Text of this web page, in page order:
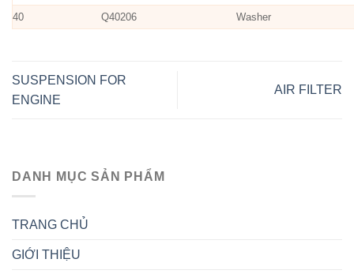
DANH MỤC SẢN PHẨM
TRANG CHỦ
GIỚI THIỆU
40
Q40206 Washer
SUSPENSION FOR
ENGINE
AIR FILTER